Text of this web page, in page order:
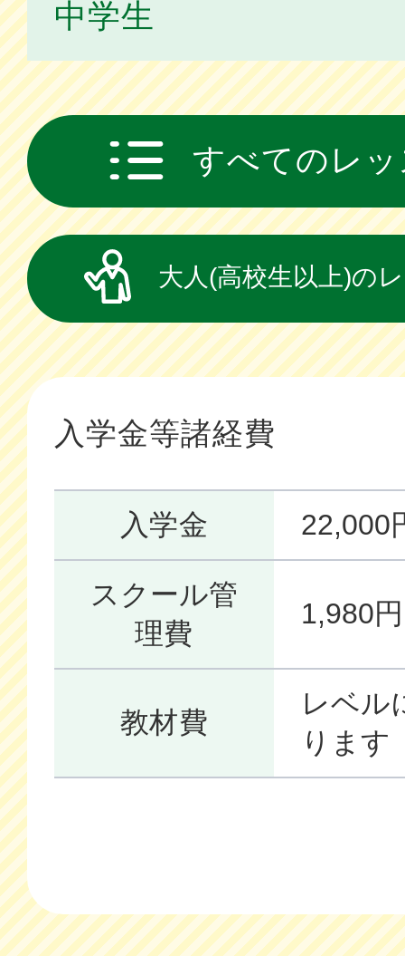
中学生
すべてのレ
大人(高校生以上)の
入学金等諸経費
入学金 22,000
スクール管
理費
1,980
教材費
レベル
ります